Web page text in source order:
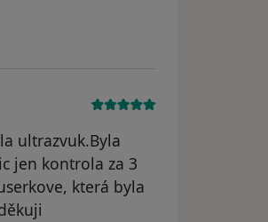
ultrazvuk.Byla
jen kontrola za 3
která byla